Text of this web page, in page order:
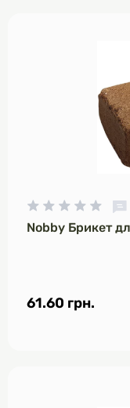
Nobby Брикет
61.60 грн.